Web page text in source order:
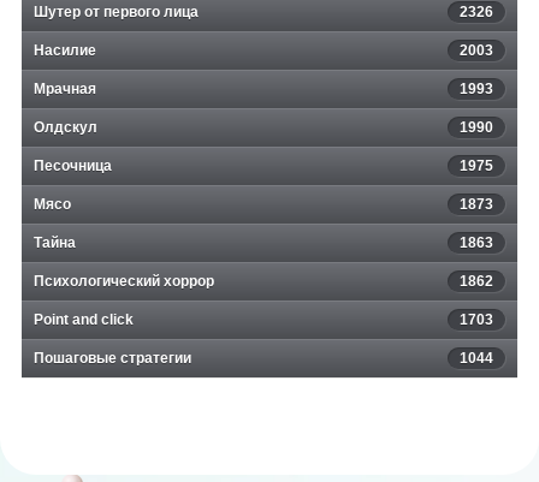
Шутер от первого лица 2326
Насилие 2003
Мрачная 1993
Олдскул 1990
Песочница 1975
Мясо 1873
Тайна 1863
Психологический хоррор 1862
Point and click 1703
Пошаговые стратегии 1044